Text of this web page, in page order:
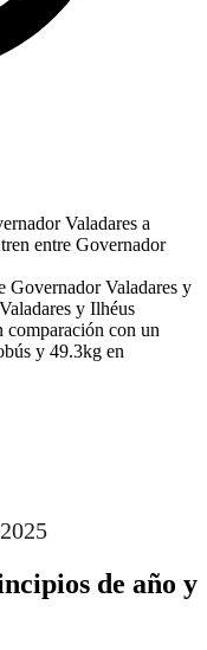
Valadares a
entre Governador
Governador Valadares y
y Ilhéus
comparación con un
y 49.3kg en
de año y